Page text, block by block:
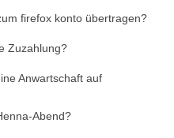
firefox konto übertragen?
Zuzahlung?
Anwartschaft auf
Abend?